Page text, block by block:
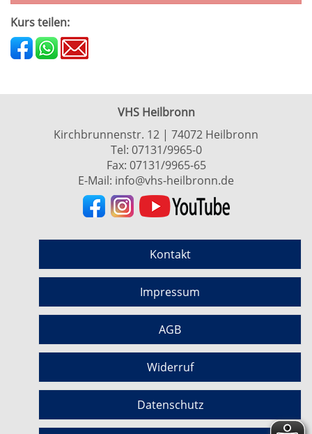
Kurs teilen:
VHS Heilbronn
Kirchbrunnenstr. 12 | 74072 Heilbronn
Tel: 07131/9965-0
Fax: 07131/9965-65
E-Mail: info@vhs-heilbronn.de
Kontakt
Impressum
AGB
Widerruf
Datenschutz